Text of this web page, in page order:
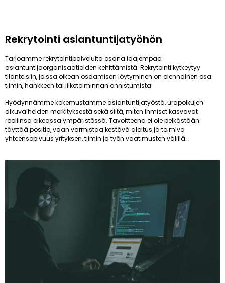
Rekrytointi asiantuntijatyöhön
Tarjoamme rekrytointipalveluita osana laajempaa
asiantuntijaorganisaatioiden kehittämistä. Rekrytointi kytkeytyy
tilanteisiin, joissa oikean osaamisen löytyminen on olennainen osa
tiimin, hankkeen tai liiketoiminnan onnistumista.
Hyödynnämme kokemustamme asiantuntijatyöstä, urapolkujen
alkuvaiheiden merkityksestä sekä siitä, miten ihmiset kasvavat
rooliinsa oikeassa ympäristössä. Tavoitteena ei ole pelkästään
täyttää positio, vaan varmistaa kestävä aloitus ja toimiva
yhteensopivuus yrityksen, tiimin ja työn vaatimusten välillä.